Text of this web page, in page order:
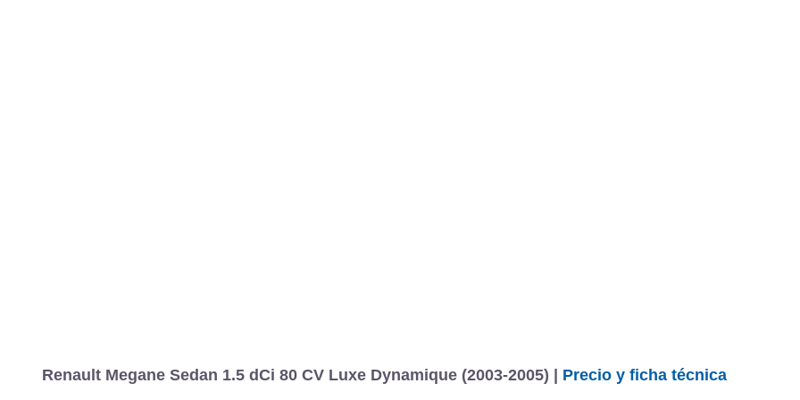
Renault Megane Sedan 1.5 dCi 80 CV Luxe Dynamique (2003-2005) | Precio y ficha técnica